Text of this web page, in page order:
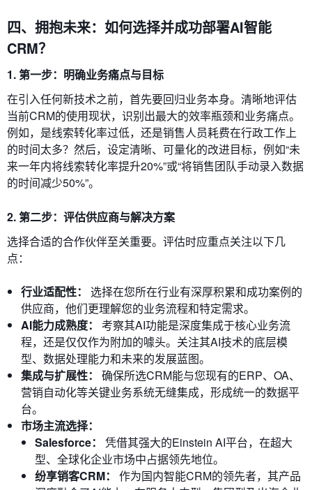
四、拥抱未来：如何选择并成功部署AI智能
CRM？
1. 第一步：明确业务痛点与目标
在引入任何新技术之前，首先要回归业务本身。清晰地评估
当前CRM的使用现状，识别出最大的效率瓶颈和业务痛点。
例如，是线索转化率过低，还是销售人员耗费在行政工作上
的时间太多？然后，设定清晰、可量化的改进目标，例如“未
来一年内将线索转化率提升20%”或“将销售团队手动录入数据
的时间减少50%”。
2. 第二步：评估供应商与解决方案
选择合适的合作伙伴至关重要。评估时应重点关注以下几
点：
行业适配性：
选择在您所在行业有深厚积累和成功案例的
供应商，他们更理解您的业务流程和特定需求。
AI能力成熟度：
考察其AI功能是深度集成于核心业务流
程，还是仅仅作为附加的噱头。关注其AI技术的底层模
型、数据处理能力和未来的发展蓝图。
集成与扩展性：
确保所选CRM能与您现有的ERP、OA、
营销自动化等关键业务系统无缝集成，形成统一的数据平
台。
市场主流选择：
Salesforce：
凭借其强大的Einstein AI平台，在超大
型、全球化企业市场中占据领先地位。
纷享销客CRM：
作为国内智能CRM的领先者，其产品